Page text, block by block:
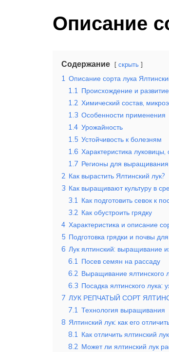
Описание
Содержание скрыть
1 Описание сорта лука
1.1 Происхождение и развитие
1.2 Химический состав,
1.3 Особенности применения
1.4 Урожайность
1.5 Устойчивость к болезням
1.6 Характеристика
1.7 Регионы для выращивания
2 Как вырастить Ялтинский лук?
3 Как выращивают культуру в
3.1 Как подготовить севок к
3.2 Как обустроить грядку
4 Характеристика и описание
5 Подготовка грядки и почвы
6 Лук ялтинский: выращивание
6.1 Посев семян на рассаду
6.2 Выращивание ялтинского
6.3 Посадка ялтинского лука:
7 ЛУК РЕПЧАТЫЙ СОРТ
7.1 Технология выращивания
8 Ялтинский лук: как его
8.1 Как отличить ялтинский
8.2 Может ли ялтинский лук